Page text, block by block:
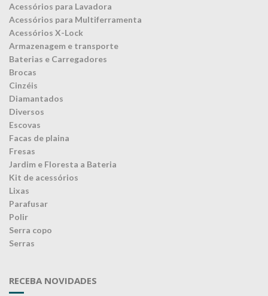
Acessórios para Lavadora
Acessórios para Multiferramenta
Acessórios X-Lock
Armazenagem e transporte
Baterias e Carregadores
Brocas
Cinzéis
Diamantados
Diversos
Escovas
Facas de plaina
Fresas
Jardim e Floresta a Bateria
Kit de acessórios
Lixas
Parafusar
Polir
Serra copo
Serras
RECEBA NOVIDADES